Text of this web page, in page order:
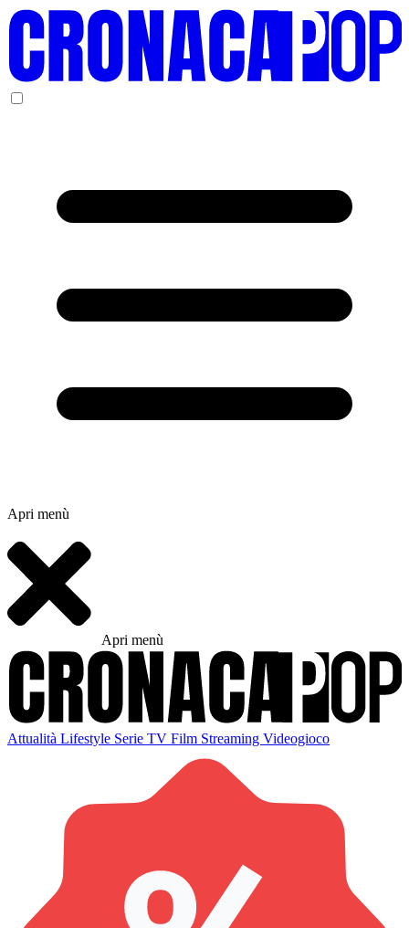
Apri menù
Apri menù
Attualità Lifestyle Serie TV Film Streaming Videogioco